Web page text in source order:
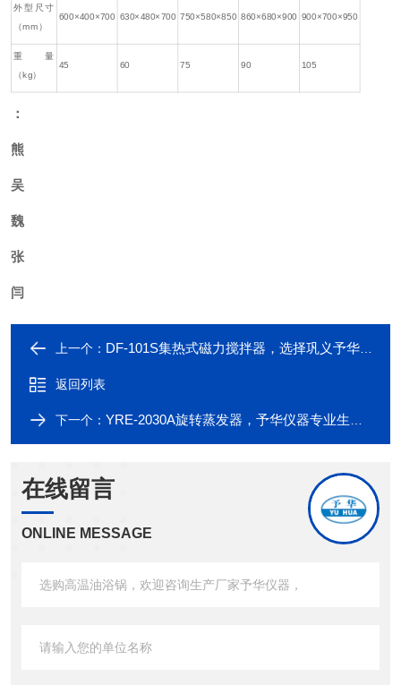
外型尺寸
（mm）
600×400×700 630×480×700 750×580×850 860×680×900 900×700×950
重量
（kg）
45 60 75 90 105
：
熊
吴
魏
张
闫
上一个： DF-101S集热式磁力搅拌器，选择巩义予华仪器
返回列表
下一个： YRE-2030A旋转蒸发器，予华仪器专业生产，*，！
在线留言
ONLINE MESSAGE